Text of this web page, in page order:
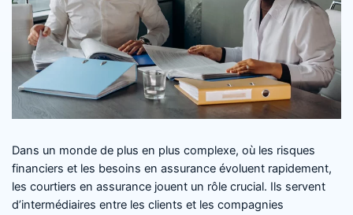
Dans un monde de plus en plus complexe, où les risques
financiers et les besoins en assurance évoluent rapidement,
les courtiers en assurance jouent un rôle crucial. Ils servent
d’intermédiaires entre les clients et les compagnies